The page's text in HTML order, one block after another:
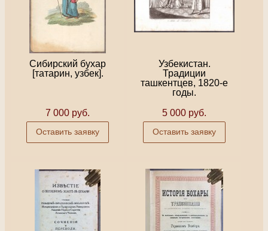
Сибирский бухар
[татарин, узбек].
7 000 руб.
Оставить заявку
Узбекистан.
Традиции
ташкентцев, 1820-е
годы.
5 000 руб.
Оставить заявку